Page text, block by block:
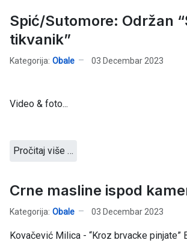
Spić/Sutomore: Održan
tikvanik”
Kategorija: Obale 03 Decembar 2023
Video & foto...
Pročitaj više …
Crne masline ispod
Kategorija: Obale 03 Decembar 2023
Kovačević Milica - “Kroz brvacke pinjate”